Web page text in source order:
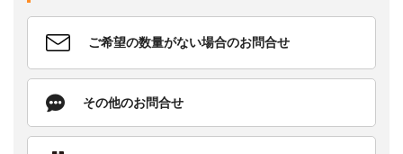
ご希望の数量がない場合のお問合せ
その他のお問合せ